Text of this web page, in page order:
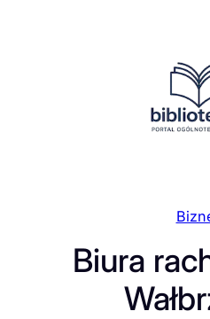
Biura